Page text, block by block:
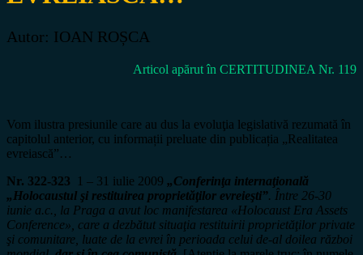
Autor: IOAN ROȘCA
Articol apărut în CERTITUDINEA Nr. 119
Vom ilustra presiunile care au dus la evoluţia legislativă rezumată în
capitolul anterior, cu informații preluate din publicația „Realitatea
evreiască”…
Nr. 322-323
1 – 31 iulie 2009 „Conferinţa internaţională
„Holocaustul şi restituirea proprietăţilor evreieşti”. Între 26-30
iunie a.c., la Praga a avut loc manifestarea «Holocaust Era Assets
Conference», care a dezbătut situaţia restituirii proprietăţilor private
şi comunitare, luate de la evrei în perioada celui de-al doilea război